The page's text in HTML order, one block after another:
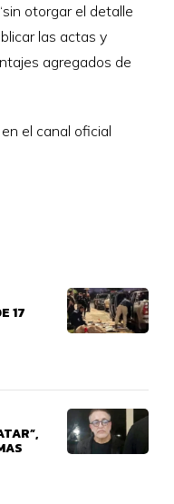
otorgar el detalle
las actas y
agregados de
el canal oficial
17